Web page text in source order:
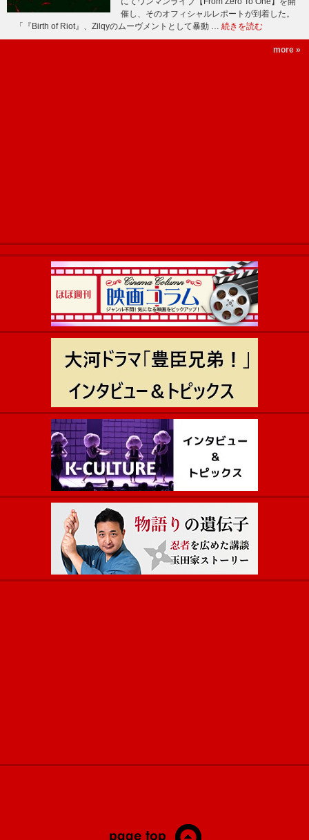
催し、そのオフィシャルレポートが到着した。
「『Birth of Riot』、Zilqyのムーヴメントとして暴動 … 続きを読む
more »